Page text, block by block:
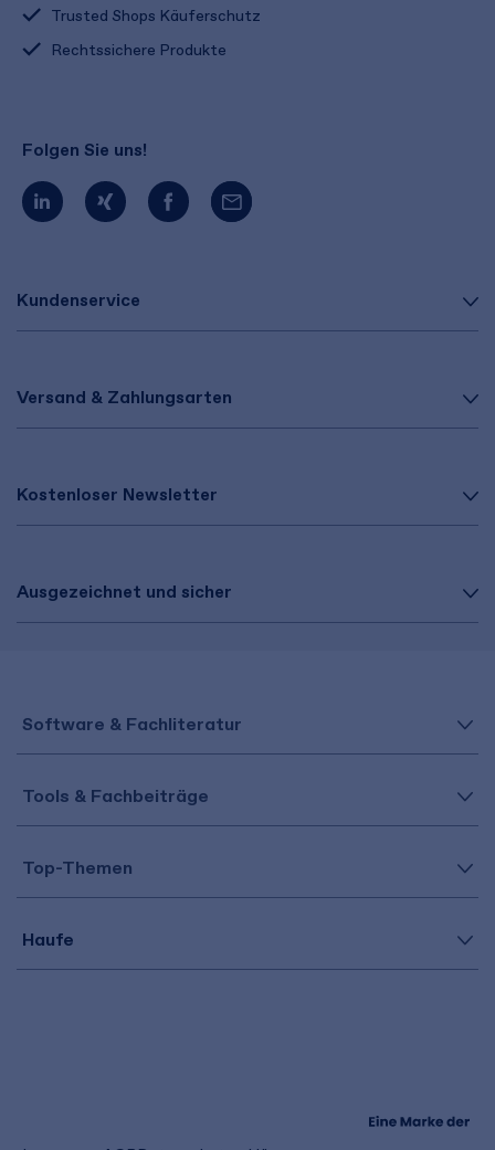
Kundenservice
Versand & Zahlungsarten
Kostenloser Newsletter
Ausgezeichnet und sicher
Trusted Shops Käuferschutz
Rechtssichere Produkte
Folgen Sie uns!
Software & Fachliteratur
Tools & Fachbeiträge
Top-Themen
Haufe